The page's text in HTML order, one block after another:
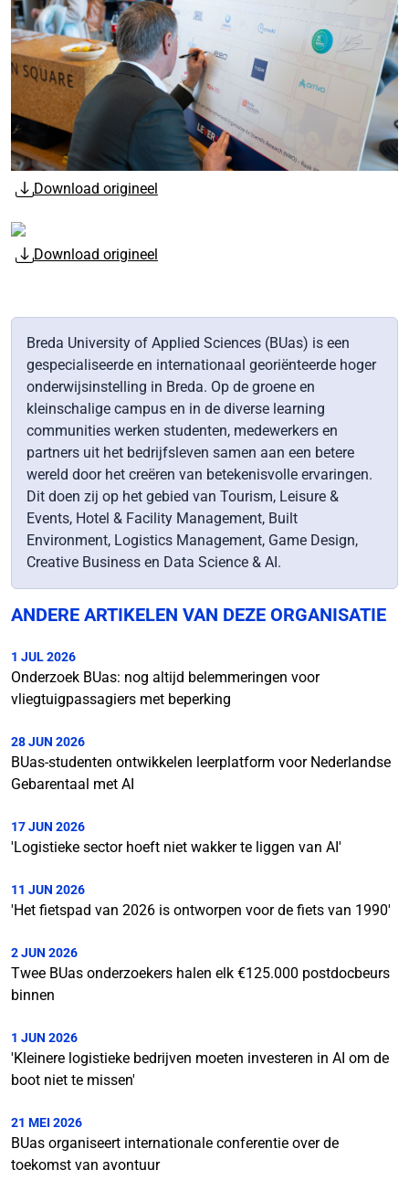
Download origineel
Download origineel
Breda University of Applied Sciences (BUas) is een
gespecialiseerde en internationaal georiënteerde hoger
onderwijsinstelling in Breda. Op de groene en
kleinschalige campus en in de diverse learning
communities werken studenten, medewerkers en
partners uit het bedrijfsleven samen aan een betere
wereld door het creëren van betekenisvolle ervaringen.
Dit doen zij op het gebied van Tourism, Leisure &
Events, Hotel & Facility Management, Built
Environment, Logistics Management, Game Design,
Creative Business en Data Science & AI.
ANDERE ARTIKELEN VAN DEZE ORGANISATIE
1 JUL 2026
Onderzoek BUas: nog altijd belemmeringen voor
vliegtuigpassagiers met beperking
28 JUN 2026
BUas-studenten ontwikkelen leerplatform voor Nederlandse
Gebarentaal met AI
17 JUN 2026
'Logistieke sector hoeft niet wakker te liggen van AI'
11 JUN 2026
'Het fietspad van 2026 is ontworpen voor de fiets van 1990'
2 JUN 2026
Twee BUas onderzoekers halen elk €125.000 postdocbeurs
binnen
1 JUN 2026
'Kleinere logistieke bedrijven moeten investeren in AI om de
boot niet te missen'
21 MEI 2026
BUas organiseert internationale conferentie over de
toekomst van avontuur